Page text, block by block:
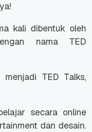
kali dibentuk oleh
nama TED
menjadi TED Talks,
secara online
dan desain.